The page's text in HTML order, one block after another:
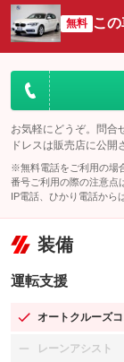
無料 こ
お気軽にどうぞ。問合
ドレスは販売店に公開
※無料電話をご利用の場
番号ご利用の際の注意点
IP電話、ひかり電話から
装備
運転支援
オートクルーズ
：装備あり
レーンアシスト
：装備なし